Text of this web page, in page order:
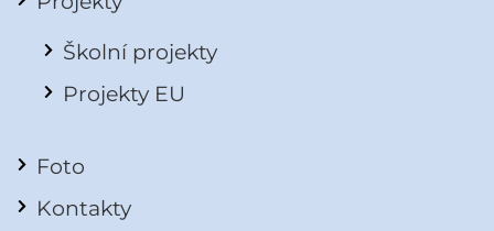
Školní projekty
Projekty EU
Foto
Kontakty